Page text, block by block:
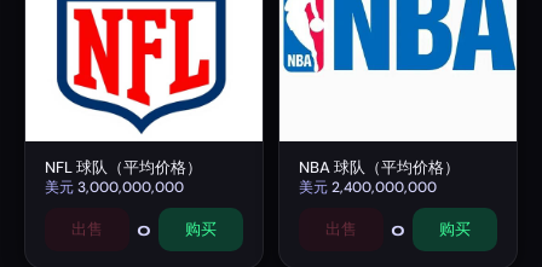
NFL 球队（平均价格）
美元3,000,000,000
出售 0 购买
NBA 球队（平均价格）
美元2,400,000,000
出售 0 购买